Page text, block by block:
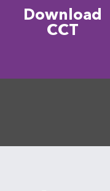
Download
CCT